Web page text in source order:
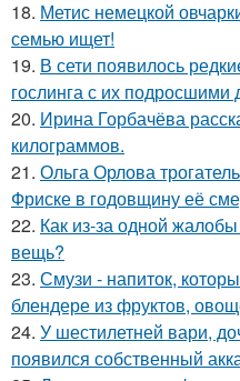
18. Метис немецкой
семью ищет!
19. В сети появилось
гослинга с их подросшими
20. Ирина Горбачёва
килограммов.
21. Ольга Орлова
Фриске в годовщину её
22. Как из-за одной
вещь?
23. Смузи - напиток,
блендере из фруктов,
24. У шестилетней вари,
появился собственный